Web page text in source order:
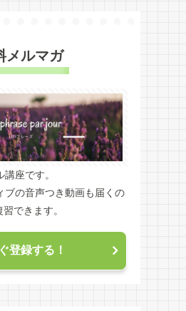
メルマガ
座です。
ブの音声つき動画も届くの
できます。
登録する！